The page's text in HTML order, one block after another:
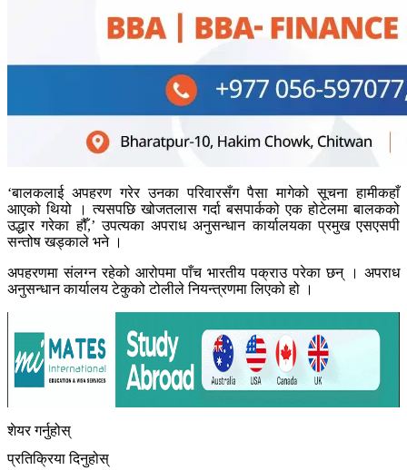
‘बालकलाई अपहरण गरेर उनका परिवारसँग पैसा मागेको सूचना हामीकहाँ
आएको थियो । त्यसपछि खोजतलास गर्दा बसपार्कको एक होटेलमा बालकको
उद्धार गरेका हौँ,’ उपत्यका अपराध अनुसन्धान कार्यालयका प्रमुख एसएसपी
सन्तोष खड्काले भने ।
अपहरणमा संलग्न रहेको आरोपमा पाँच भारतीय पक्राउ परेका छन् । अपराध
अनुसन्धान कार्यालय टेकुको टोलीले नियन्त्रणमा लिएको हो ।
शेयर गर्नुहोस्
प्रतिक्रिया दिनुहोस्